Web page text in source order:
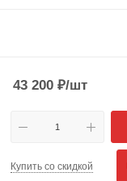
43 200 ₽/шт
Купить со скидкой